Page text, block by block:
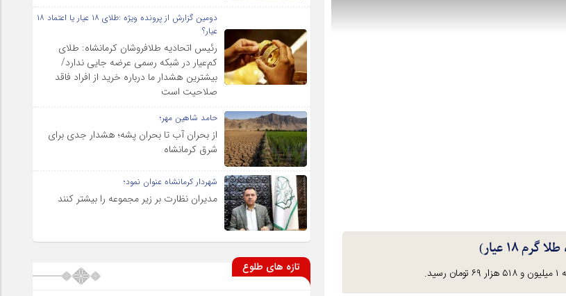
دومین گزارش از پرونده ویژه :طلای ۱۸ عیار یا اعتماد ۱۸
عیار؟
رئیس اتحادیه طلافروشان کرمانشاه: طلای
کم‌عیار در شبکه رسمی عرضه جایی ندارد/
بیشترین هشدار ما درباره خرید از افراد فاقد
صلاحیت است
حامد شاهین مهر؛
از بحران آب تا بحران پشه؛ هشدار جدی برای
شرق کرمانشاه
شهردار کرمانشاه عنوان نمود؛
مدیران نظارت بر زیر مجموعه را بیشتر کنند
تازه های طلوع